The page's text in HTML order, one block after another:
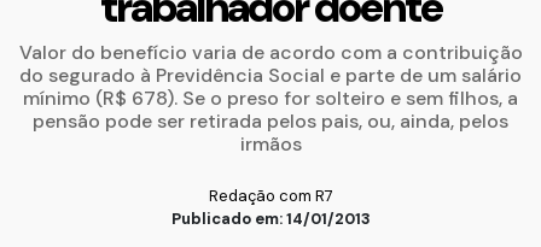
Valor do benefício varia de acordo com a contribuição
do segurado à Previdência Social e parte de um salário
mínimo (R$ 678). Se o preso for solteiro e sem filhos, a
pensão pode ser retirada pelos pais, ou, ainda, pelos
irmãos
Redação com R7
Publicado em: 14/01/2013